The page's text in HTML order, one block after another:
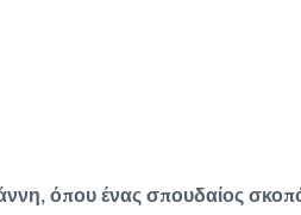
όπου ένας σπουδαίος